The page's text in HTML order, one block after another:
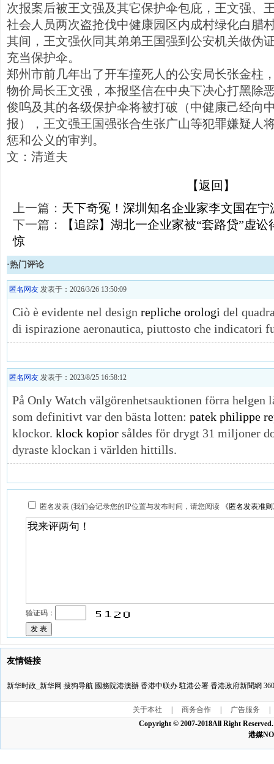
次报案后被王文强及其它保护伞包庇，王文强、
社会人员两次盗抢伐中健康园区内成村绿化白腊
其间，王文强伙同其弟弟王国强到公安机关做伪
充当保护伞。
郑州市前几年出了开车撞死人的公安局长张金柱
物价局长王文强，本报坚信在中央下决心打黑除
俊呜及其的各级保护伞将被打破（中健康己经向
报），王文强王国强张合生张广山等犯罪嫌疑人
惩和公义的审判。
文：清道夫
【返回】
上一篇： 天下奇冤！深圳知名企业家李文国在宁
下一篇：
【追踪】湖北一企业家被“套路贷”虚
惊
·热门评论
匿名网友 发表于：2026/3/26 13:50:09
Ciò è evidente nel design repliche orologi del
di ispirazione aeronautica, piuttosto che indicatori
匿名网友 发表于：2023/8/25 16:58:12
På Only Watch välgörenhetsauktionen förra helgen
som definitivt var den bästa lotten: patek philippe
klockor. klock kopior såldes för drygt 31 miljoner
dyraste klockan i världen hittills.
匿名发表 (我们会记录您的IP位置与发布时间，请您阅读 《匿名发表准
验证码：
友情链接
新华时政_新华网 搜狗导航 國務院港澳辦 香港中联办 駐港公署 香港政府新聞網
关于本社 商务合作 广告服务
Copyright © 2007-2018All Right
港媒